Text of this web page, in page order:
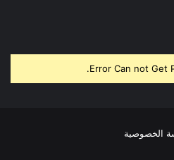
Error Can not Get
الخصوصية